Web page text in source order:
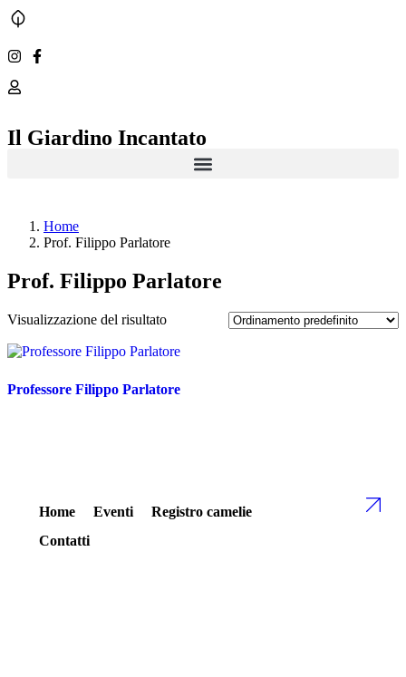
Il Giardino Incantato
Home
Prof. Filippo Parlatore
Prof. Filippo Parlatore
Visualizzazione del risultato
Professore Filippo Parlatore
Home Eventi
Registro camelie
Contatti